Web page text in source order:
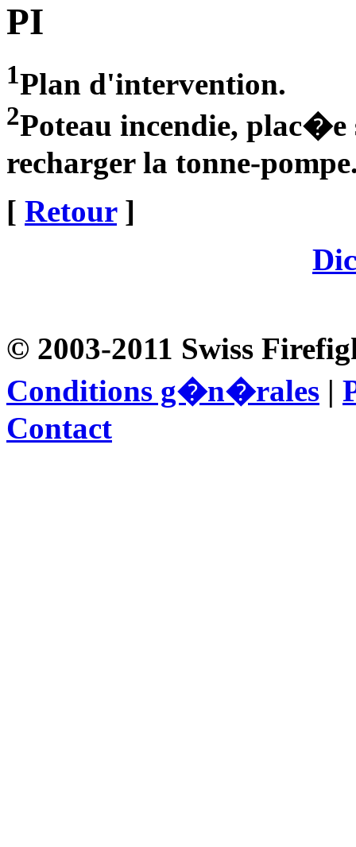
PI
1Plan d'intervention.
2Poteau incendie,
recharger la tonne-
[ Retour]
© 2003-2011 Swiss
Conditions g�n�rales |
Contact